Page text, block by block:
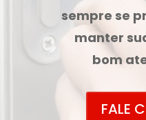
sempre se
manter
bom
FALE